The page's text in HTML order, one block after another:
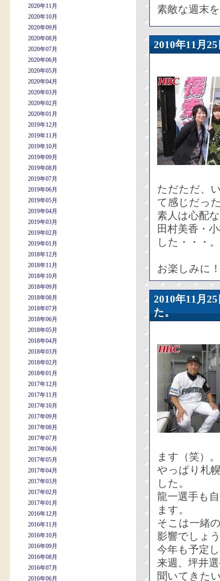
2020年11月
2020年10月
2020年09月
2020年08月
2020年07月
2020年06月
2020年05月
2020年04月
2020年03月
2020年02月
2020年01月
2019年12月
2019年11月
2019年10月
2019年09月
2019年08月
2019年07月
2019年06月
2019年05月
2019年04月
2019年03月
2019年02月
2019年01月
2018年12月
2018年11月
2018年10月
2018年09月
2018年08月
2018年07月
2018年06月
2018年05月
2018年04月
2018年03月
2018年02月
2018年01月
2017年12月
2017年11月
2017年10月
2017年09月
2017年08月
2017年07月
2017年06月
2017年05月
2017年04月
2017年03月
2017年02月
2017年01月
2016年12月
2016年11月
2016年10月
2016年09月
2016年08月
2016年07月
2016年06月
素敵な週末
2010年11
ただただ、
て感じだっ
素人は心配
田村美香・
した・・・。
お楽しみに
2010年11
た。
ます（笑）。
やっぱり札
した。
龍一選手も
ます。
そこは一緒
影響でしょ
今年も予定
来週、坪井
聞いてきた